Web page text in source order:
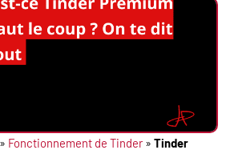
» Fonctionnement de Tinder » Tinder